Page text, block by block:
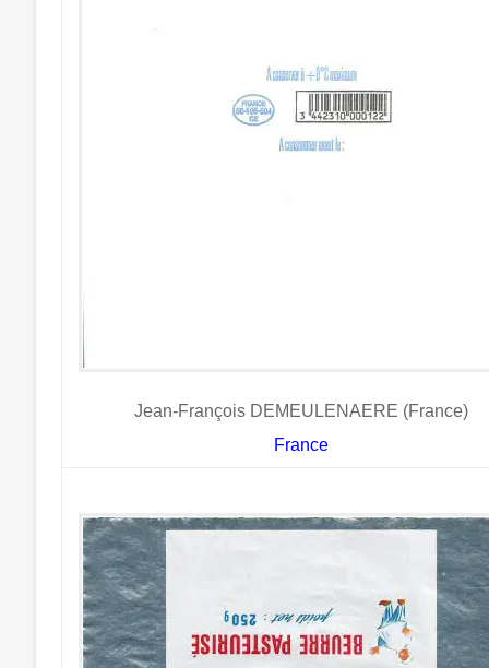
Jean-François DEMEULENAERE (France)
France